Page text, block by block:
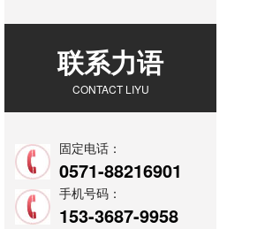
联系力语
CONTACT LIYU
固定电话：
0571-88216901
手机号码：
153-3687-9958